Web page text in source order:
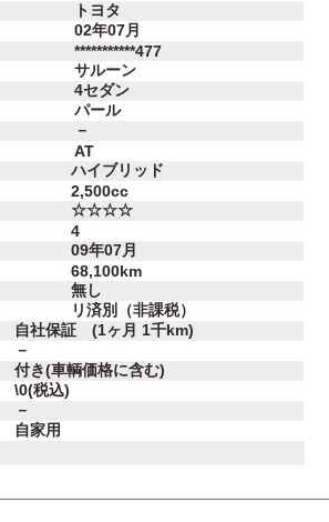
トヨタ
02年07月
***********477
サルーン
4セダン
パール
－
AT
ハイブリッド
2,500cc
☆☆☆☆
4
09年07月
68,100km
無し
リ済別（非課税）
自社保証 (1ヶ月 1千km)
－
付き(車輌価格に含む)
\0(税込)
－
自家用